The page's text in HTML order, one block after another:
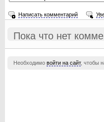
Написать комментарий
Пока что нет
Необходимо войти на сайт, чтобы